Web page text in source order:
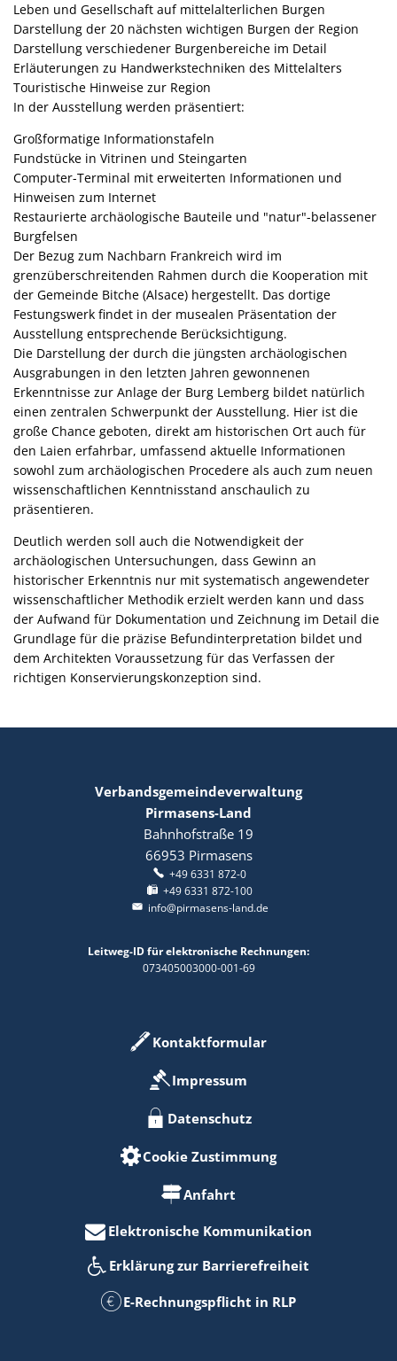
Leben und Gesellschaft auf mittelalterlichen Burgen
Darstellung der 20 nächsten wichtigen Burgen der Region
Darstellung verschiedener Burgenbereiche im Detail
Erläuterungen zu Handwerkstechniken des Mittelalters
Touristische Hinweise zur Region
In der Ausstellung werden präsentiert:
Großformatige Informationstafeln
Fundstücke in Vitrinen und Steingarten
Computer-Terminal mit erweiterten Informationen und
Hinweisen zum Internet
Restaurierte archäologische Bauteile und "natur"-belassener
Burgfelsen
Der Bezug zum Nachbarn Frankreich wird im
grenzüberschreitenden Rahmen durch die Kooperation mit
der Gemeinde Bitche (Alsace) hergestellt. Das dortige
Festungswerk findet in der musealen Präsentation der
Ausstellung entsprechende Berücksichtigung.
Die Darstellung der durch die jüngsten archäologischen
Ausgrabungen in den letzten Jahren gewonnenen
Erkenntnisse zur Anlage der Burg Lemberg bildet natürlich
einen zentralen Schwerpunkt der Ausstellung. Hier ist die
große Chance geboten, direkt am historischen Ort auch für
den Laien erfahrbar, umfassend aktuelle Informationen
sowohl zum archäologischen Procedere als auch zum neuen
wissenschaftlichen Kenntnisstand anschaulich zu
präsentieren.
Deutlich werden soll auch die Notwendigkeit der
archäologischen Untersuchungen, dass Gewinn an
historischer Erkenntnis nur mit systematisch angewendeter
wissenschaftlicher Methodik erzielt werden kann und dass
der Aufwand für Dokumentation und Zeichnung im Detail die
Grundlage für die präzise Befundinterpretation bildet und
dem Architekten Voraussetzung für das Verfassen der
richtigen Konservierungskonzeption sind.
Verbandsgemeindeverwaltung
Pirmasens-Land
Bahnhofstraße 19
66953 Pirmasens
+49 6331 872-0
+49 6331 872-100
info@pirmasens-land.de
Leitweg-ID für elektronische Rechnungen:
073405003000-001-69
Kontaktformular
Impressum
Datenschutz
Cookie Zustimmung
Anfahrt
Elektronische Kommunikation
Erklärung zur Barrierefreiheit
E-Rechnungspflicht in RLP